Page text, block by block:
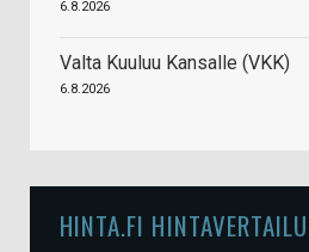
6.8.2026
Valta Kuuluu Kansalle (VKK)
6.8.2026
HINTA.FI HINTAVERTAILU